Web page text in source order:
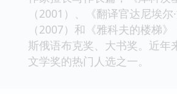
（2001）、《翻译官达尼埃尔
（2007）和《雅科夫的楼梯
斯俄语布克奖、大书奖。近年
文学奖的热门人选之一。